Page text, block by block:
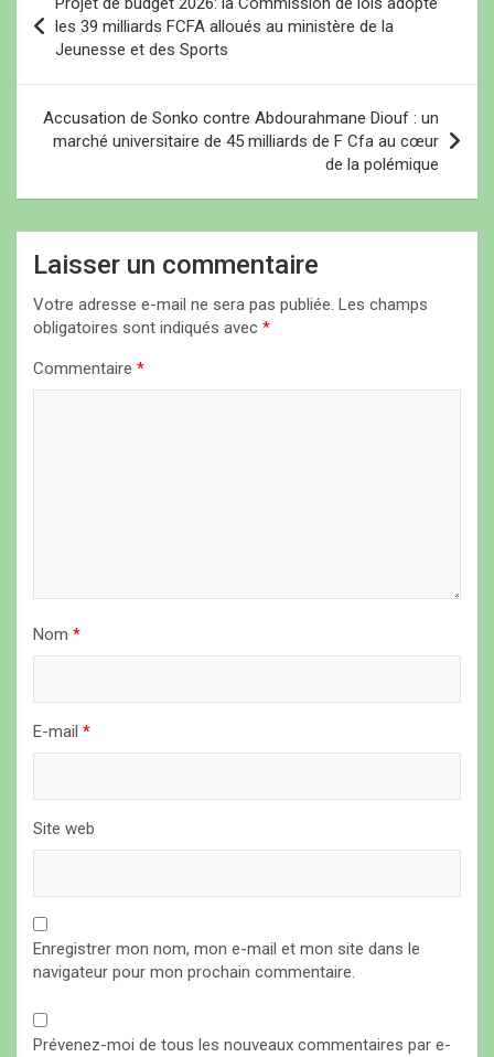
i
t
i
les 39 milliards FCFA alloués au ministère de la
Jeunesse et des Sports
Accusation de Sonko contre Abdourahmane Diouf : un
marché universitaire de 45 milliards de F Cfa au cœur
de la polémique
Laisser un commentaire
Votre adresse e-mail ne sera pas publiée. Les champs
obligatoires sont indiqués avec *
Commentaire *
Nom *
E-mail *
Site web
Enregistrer mon nom, mon e-mail et mon site dans le
navigateur pour mon prochain commentaire.
Prévenez-moi de tous les nouveaux commentaires par e-